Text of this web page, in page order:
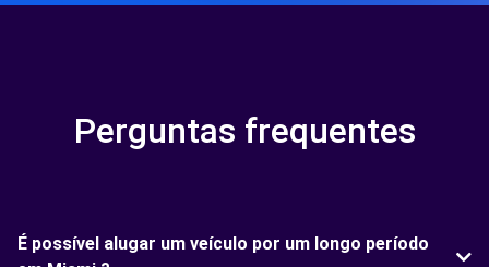
Perguntas frequentes
É possível alugar um veículo por um longo período